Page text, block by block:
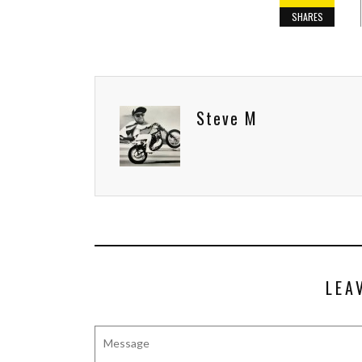
SHARES
Steve M